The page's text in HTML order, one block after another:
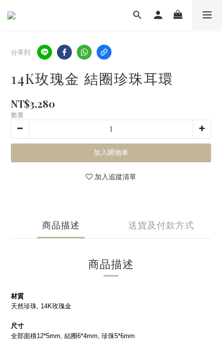
分享到
14K玫瑰金 結圈珍珠耳環
NT$3,280
數量
加入購物車
加入追蹤清單
商品描述 送貨及付款方式
商品描述
材質
天然珍珠, 14K玫瑰金
尺寸
全部面積12*5mm, 結圈6*4mm, 珍珠5*6mm